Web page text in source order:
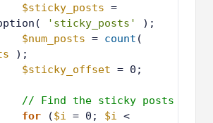
$sticky_posts =
'sticky_posts'
);
$num_posts = count
);
$sticky_offset = 0;
// Find the sticky posts
for
($i = 0; $i